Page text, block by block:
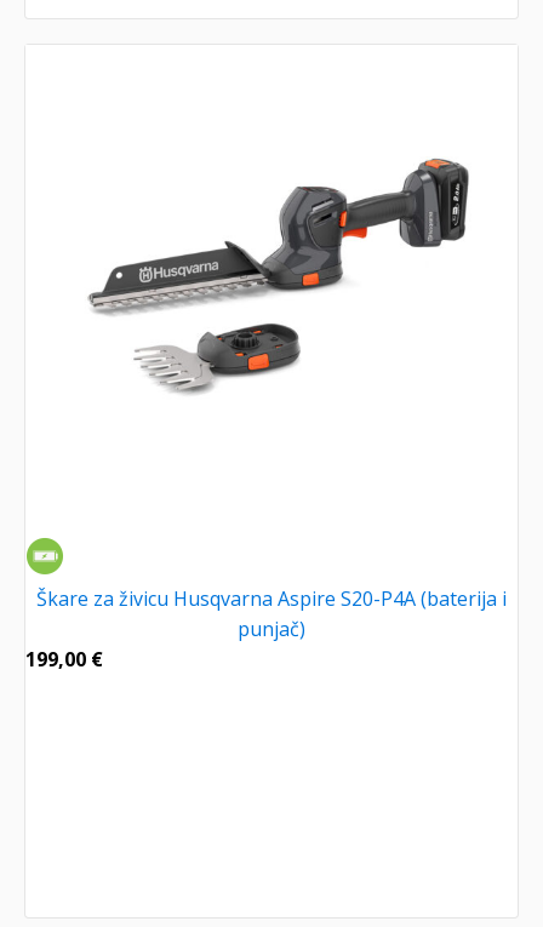
Škare za živicu Husqvarna Aspire S20-P4A (baterija i
punjač)
199,00 €